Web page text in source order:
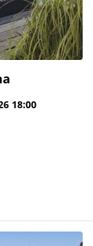
18:00